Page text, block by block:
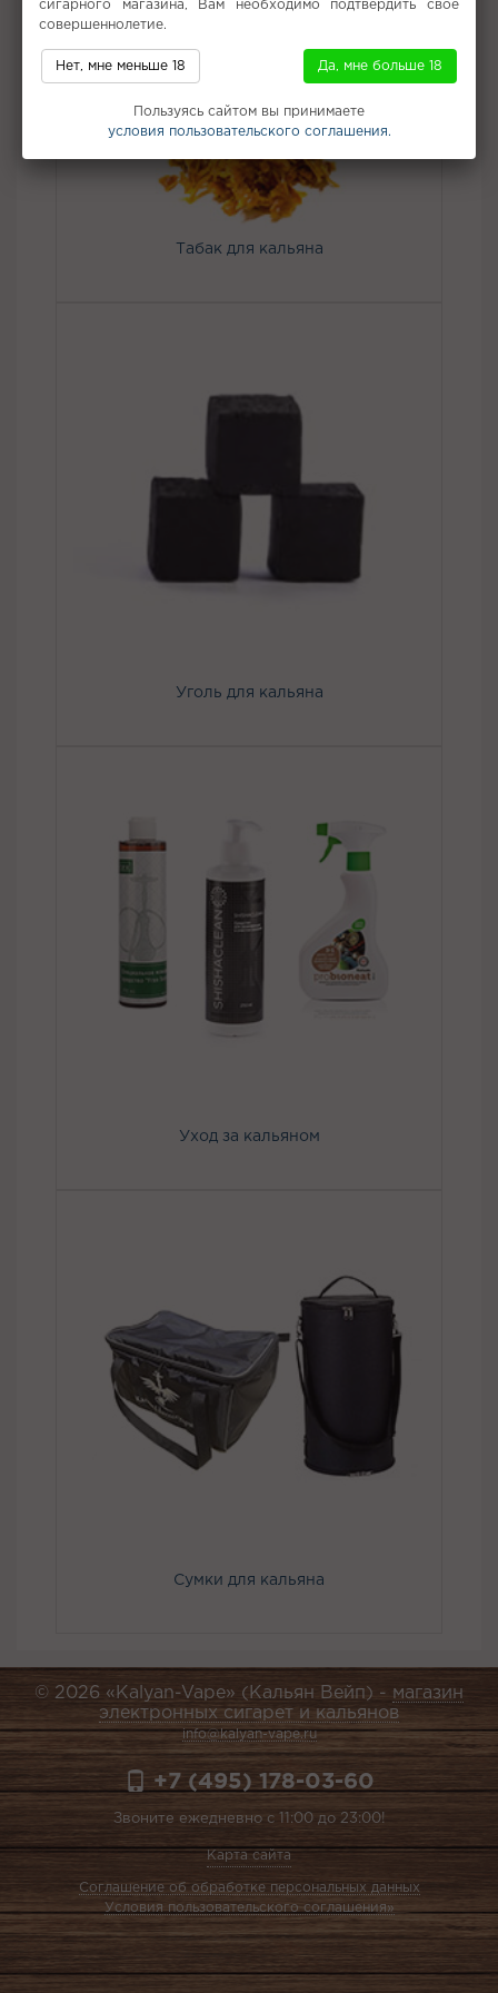
Табак для кальяна
Уголь для кальяна
Уход за кальяном
Сумки для кальяна
© 2026 «Kalyan-Vape» (Кальян Вейп) - магазин
электронных сигарет и кальянов
info@kalyan-vape.ru
+7 (495) 178-03-60
Звоните ежедневно с 11:00 до 23:00!
Карта сайта
Соглашение об обработке персональных данных
Условия пользовательского соглашения»
сигарного магазина, Вам необходимо подтвердить свое
совершеннолетие.
Нет, мне меньше 18 Да, мне больше 18
Пользуясь сайтом вы принимаете
условия пользовательского соглашения.